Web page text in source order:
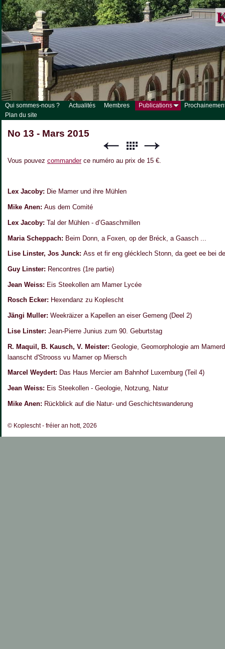
Qui sommes-nous ? Actualités Membres Publications
Plan du site
No 13 - Mars 2015
Vous pouvez commanderce numéro au prix de 15 €.
Lex Jacoby: Die Mamer und ihre Mühlen
Mike Anen: Aus dem Comité
Lex Jacoby: Tal der Mühlen - d’Gaaschmillen
Maria Scheppach: Beim Donn, a Foxen, op der Bréck, a Gaasch ...
Lise Linster, Jos Junck: Ass et fir eng glécklech Stonn, da geet ee bei
Guy Linster: Rencontres (1re partie)
Jean Weiss: Eis Steekollen am Mamer Lycée
Rosch Ecker: Hexendanz zu Koplescht
Jängi Muller: Weekräizer a Kapellen an eiser Gemeng (Deel 2)
Lise Linster: Jean-Pierre Junius zum 90. Geburtstag
R. Maquil, B. Kausch, V. Meister: Geologie, Geomorphologie am
laanscht d'Strooss vu Mamer op Miersch
Marcel Weydert: Das Haus Mercier am Bahnhof Luxemburg (Teil 4)
Jean Weiss: Eis Steekollen - Geologie, Notzung, Natur
Mike Anen: Rückblick auf die Natur- und Geschichtswanderung
© Koplescht - fréier an hott, 2026